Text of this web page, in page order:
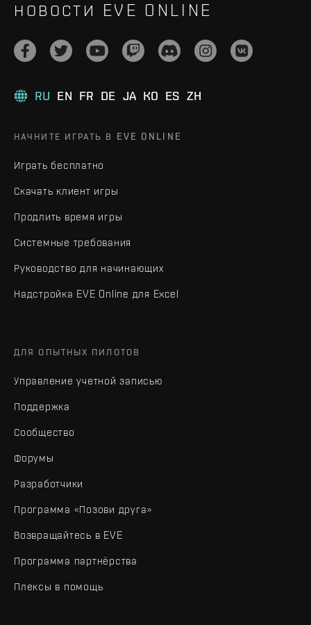
НОВОСТИ EVE ONLINE
RU EN FR DE JA KO ES ZH
НАЧНИТЕ ИГРАТЬ В EVE ONLINE
Играть бесплатно
Скачать клиент игры
Продлить время игры
Системные требования
Руководство для начинающих
Надстройка EVE Online для Excel
ДЛЯ ОПЫТНЫХ ПИЛОТОВ
Управление учетной записью
Поддержка
Сообщество
Форумы
Разработчики
Программа «Позови друга»
Возвращайтесь в EVE
Программа партнёрства
Плексы в помощь